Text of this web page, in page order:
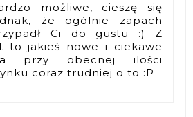
możliwe, cieszę się
że ogólnie zapach
Ci do gustu :) Z
to jakieś nowe i ciekawe
a przy obecnej ilości
coraz trudniej o to :P